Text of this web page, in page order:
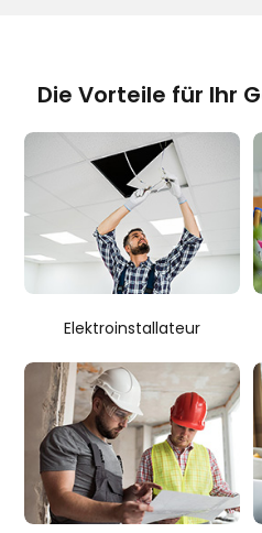
Die Vorteile für Ihr
Elektroinstallateur